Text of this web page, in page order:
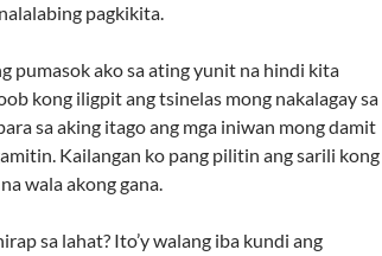
pagkikita.
pumasok ako sa ating yunit na hindi kita
kong iligpit ang tsinelas mong nakalagay sa
sa aking itago ang mga iniwan mong damit
Kailangan ko pang pilitin ang sarili kong
wala akong gana.
sa lahat? Ito’y walang iba kundi ang